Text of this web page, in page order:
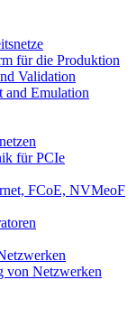
für die Produktion
Validation
and Emulation
für PCIe
FCoE, NVMeoF
von Netzwerken